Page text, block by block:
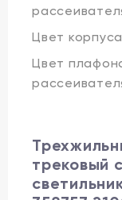
Цвет корпуса
Цвет
трековый